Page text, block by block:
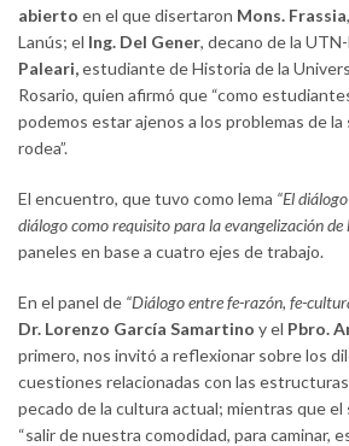
abierto en el que disertaron Mons. Frassia
Lanús; el Ing. Del Gener, decano de la
Paleari,estudiante de Historia de la
Rosario, quien afirmó que “como
podemos estar ajenos a los problemas de la
rodea”.
El encuentro, que tuvo como lema “El
diálogo como requisito para la evangelización de
paneles en base a cuatro ejes de trabajo.
En el panel de “Diálogo entre fe-razón, fe-
Dr. Lorenzo García Samartino y el Pbro.
primero, nos invitó a reflexionar sobre los
cuestiones relacionadas con las
pecado de la cultura actual; mientras que el
“salir de nuestra comodidad, para caminar,